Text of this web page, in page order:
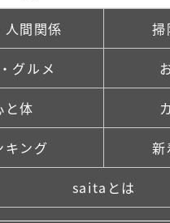
人間関係 掃
グルメ
と体
キング 新
saitaとは